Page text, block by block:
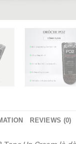
REVIEWS (0)